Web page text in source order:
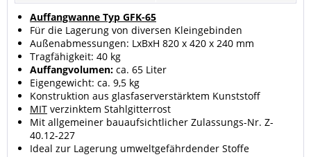
Auffangwanne Typ GFK-65
Für die Lagerung von diversen Kleingebinden
Außenabmessungen: LxBxH 820 x 420 x 240 mm
Tragfähigkeit: 40 kg
Auffangvolumen: ca. 65 Liter
Eigengewicht: ca. 9,5 kg
Konstruktion aus glasfaserverstärktem Kunststoff
MIT verzinktem Stahlgitterrost
Mit allgemeiner bauaufsichtlicher Zulassungs-Nr. Z-
40.12-227
Ideal zur Lagerung umweltgefährdender Stoffe